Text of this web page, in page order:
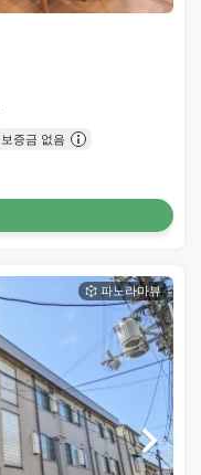
보증금 없음